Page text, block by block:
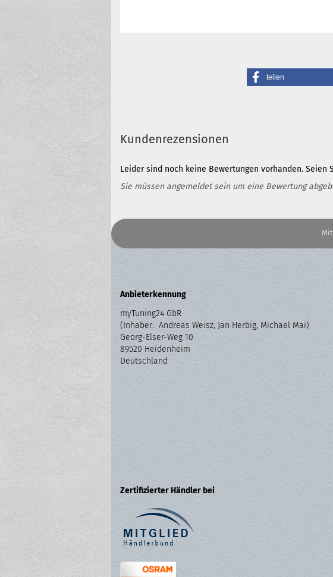
teilen
Kundenrezensionen
Leider sind noch keine Bewertungen vorhanden. Seien
Sie müssen angemeldet sein um eine Bewertung
Anbieterkennung
myTuning24 GbR
(Inhaber: Andreas Weisz, Jan Herbig, Michael Mai)
Georg-Elser-Weg 10
89520 Heidenheim
Deutschland
Zertifizierter Händler bei